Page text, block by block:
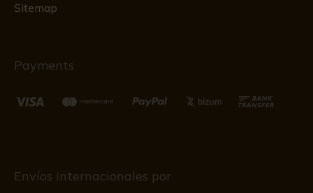
Sitemap
Payments
Envíos internacionales por